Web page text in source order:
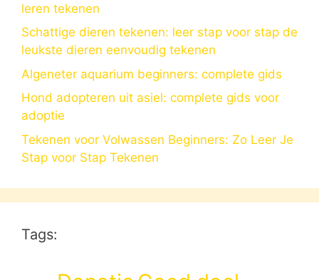
leren tekenen
Schattige dieren tekenen: leer stap voor stap de
leukste dieren eenvoudig tekenen
Algeneter aquarium beginners: complete gids
Hond adopteren uit asiel: complete gids voor
adoptie
Tekenen voor Volwassen Beginners: Zo Leer Je
Stap voor Stap Tekenen
Tags: